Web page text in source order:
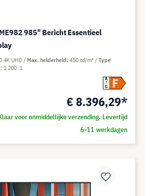
985" Bericht Essentieel
A
G
F
€ 8.396,29*
voor onmiddellijke verzending. Levertijd
6-11 werkdagen
4K UHD Max. helderheid 450 cd/m²
Type
1.200 :1